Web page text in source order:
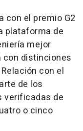
con el premio G2
plataforma de
mejor
con distinciones
con el
de los
verificadas de
o cinco